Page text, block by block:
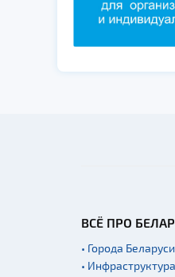
ВСЁ ПРО
• Города Беларуси
• Инфраструктура